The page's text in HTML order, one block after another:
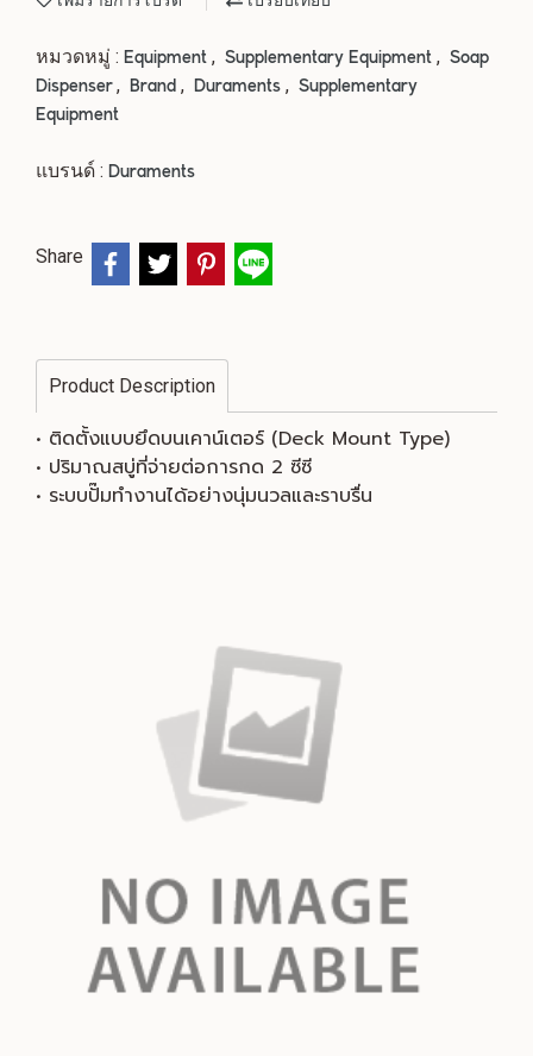
หมวดหมู่ : Equipment , Supplementary Equipment , Soap
Dispenser , Brand , Duraments , Supplementary
Equipment
แบรนด์ : Duraments
Share
Product Description
• ติดตั้งแบบยึดบนเคาน์เตอร์ (Deck Mount Type)
• ปริมาณสบู่ที่จ่ายต่อการกด 2 ซีซี
• ระบบปั๊มทำงานได้อย่างนุ่มนวลและราบรื่น